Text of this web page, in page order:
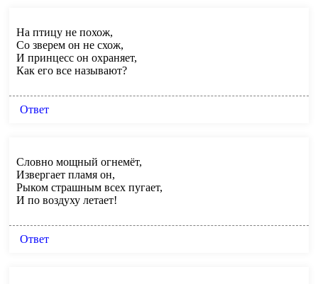
На птицу не похож,
Со зверем он не схож,
И принцесс он охраняет,
Как его все называют?
Ответ
Словно мощный огнемёт,
Извергает пламя он,
Рыком страшным всех пугает,
И по воздуху летает!
Ответ